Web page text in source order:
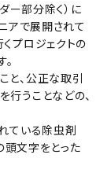
ー部分除く）に
アで展開されて
プロジェクトの
と、公正な取引
うことなどの、
ている除虫剤
頭文字をとった